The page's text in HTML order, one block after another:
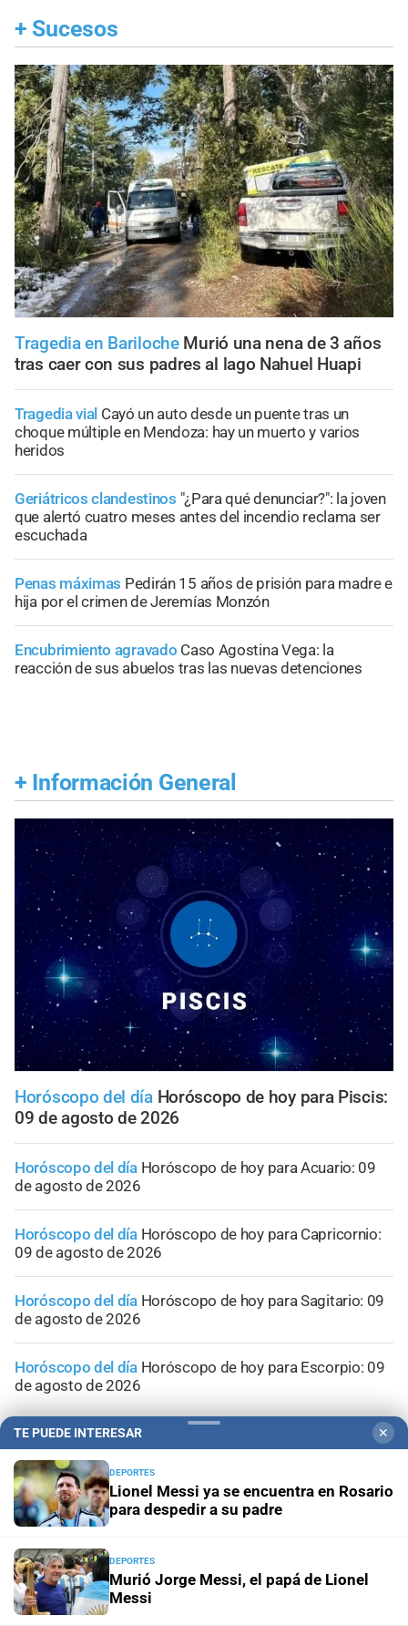
+ Sucesos
Tragedia en Bariloche Murió una nena de 3 años
tras caer con sus padres al lago Nahuel Huapi
Tragedia vial Cayó un auto desde un puente tras un
choque múltiple en Mendoza: hay un muerto y varios
heridos
Geriátricos clandestinos "¿Para qué denunciar?": la joven
que alertó cuatro meses antes del incendio reclama ser
escuchada
Penas máximas Pedirán 15 años de prisión para madre e
hija por el crimen de Jeremías Monzón
Encubrimiento agravado Caso Agostina Vega: la
reacción de sus abuelos tras las nuevas detenciones
+ Información General
Horóscopo del día Horóscopo de hoy para Piscis:
09 de agosto de 2026
Horóscopo del día Horóscopo de hoy para Acuario: 09
de agosto de 2026
Horóscopo del día Horóscopo de hoy para Capricornio:
09 de agosto de 2026
Horóscopo del día Horóscopo de hoy para Sagitario: 09
de agosto de 2026
Horóscopo del día Horóscopo de hoy para Escorpio: 09
de agosto de 2026
TE PUEDE INTERESAR ✕
DEPORTES
Lionel Messi ya se encuentra en Rosario
para despedir a su padre
DEPORTES
Murió Jorge Messi, el papá de Lionel
Messi